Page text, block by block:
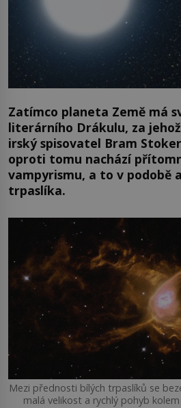
Zatímco planeta Země má
literárního Drákulu, za
irský spisovatel Bram
oproti tomu nachází
vampyrismu, a to v podobě
trpaslíka.
Mezi přednosti bílých trpaslíků se
malá velikost a rychlý pohyb